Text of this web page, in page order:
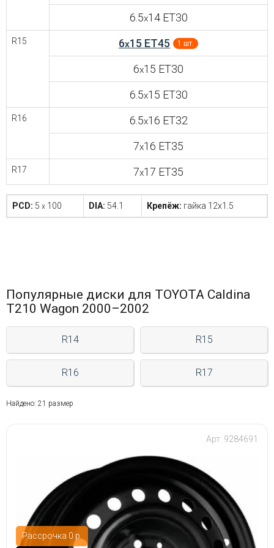
6.5x14 ET30
R15 6x15 ET45 1 шт.
6x15 ET30
6.5x15 ET30
R16 6.5x16 ET32
7x16 ET35
R17 7x17 ET35
PCD: 5 x 100 DIA: 54.1 Крепёж: гайка 12x1.5
Популярные диски для TOYOTA Caldina
T210 Wagon 2000–2002
R14 R15
R16 R17
Найдено: 21 размер
Рассрочка 0 р.
Арт: 9284691